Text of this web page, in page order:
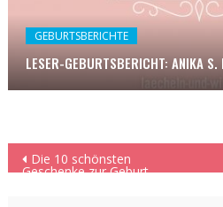
GEBURTSBERICHTE
LESER-GEBURTSBERICHT: ANIKA S.
Beitragsnavigation
Die 10 schönsten
Geschenke zur Geburt …